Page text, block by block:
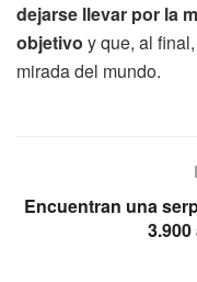
dejarse llevar por la
objetivo y que, al
mirada del mundo.
Encuentran una